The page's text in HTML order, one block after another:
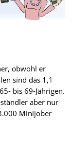
obwohl er
sind das 1,1
bis 69-Jährigen.
aber nur
Minijober